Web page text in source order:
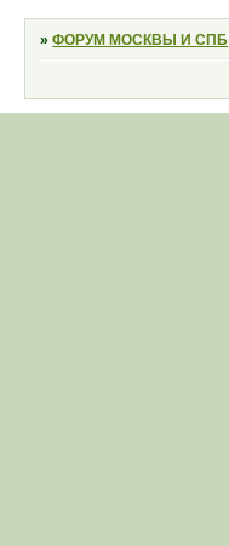
»ФОРУМ МОСКВЫ И СПБ